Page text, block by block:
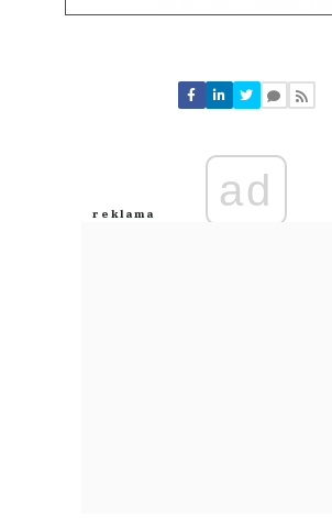
Nie znaleziono komentarzy
Zostaw swoje
Anuluj
ad